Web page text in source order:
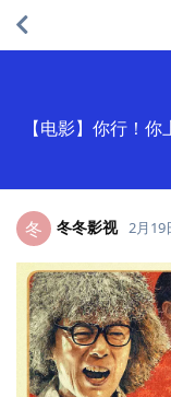
【电影】你行！
冬 冬冬影视 2月19